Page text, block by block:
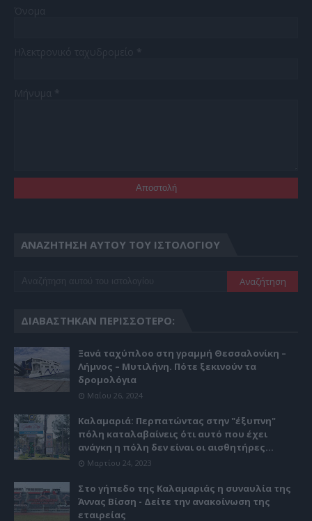
ΑΝΑΖΉΤΗΣΗ ΑΥΤΟΎ ΤΟΥ ΙΣΤΟΛΟΓΊΟΥ
ΔΙΑΒΆΣΤΗΚΑΝ ΠΕΡΙΣΣΌΤΕΡΟ:
Ξανά ταχύπλοο στη γραμμή Θεσσαλονίκη –
Λήμνος – Μυτιλήνη. Πότε ξεκινούν τα
δρομολόγια
Μαΐου 26, 2024
Καλαμαριά: Περπατώντας στην "έξυπνη"
πόλη καταλαβαίνεις ότι αυτό που έχει
ανάγκη η πόλη δεν είναι οι αισθητήρες...
Μαρτίου 24, 2023
Στο γήπεδο της Καλαμαριάς η συναυλία της
Άννας Βίσση - Δείτε την ανακοίνωση της
εταιρείας